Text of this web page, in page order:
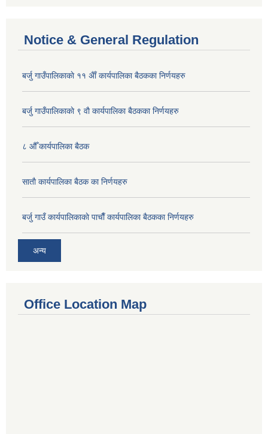
Notice & General Regulation
बर्जु गाउँपालिकाकाे ११ अैाँ कार्यपालिका बैठकका निर्णयहरु
बर्जु गाउँपालिकाकाे ९ वाै‌ कार्यपालिका बैठकका निर्णयहरु
८ औँ कार्यपालिका बैठक
साताै‌ कार्यपालिका बैठक का निर्णयहरु
बर्जु गाउँ कार्यपालिकाकाे पाचाै‌ँ कार्यपालिका बैठकका निर्णयहरु
अन्य
Office Location Map